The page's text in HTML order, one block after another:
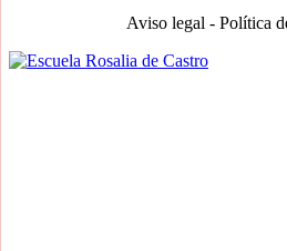
Aviso legal - Política